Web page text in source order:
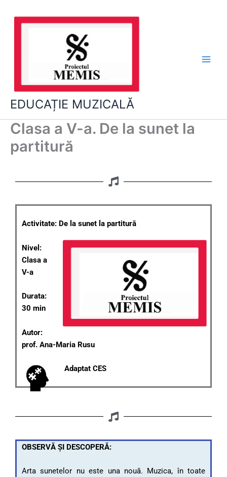
EDUCAȚIE MUZICALĂ
Clasa a V-a. De la sunet la
partitură
Activitate: De la sunet la partitură
Nivel:
Clasa a
V-a
Durata:
30 min
Autor:
prof. Ana-Maria Rusu
Adaptat CES
OBSERVĂ ȘI DESCOPERĂ:
Arta sunetelor nu este una nouă. Muzica, în toate